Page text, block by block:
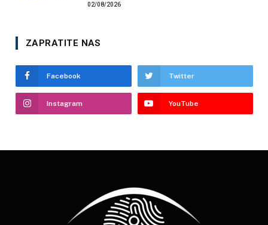
02/08/2026
ZAPRATITE NAS
Facebook Twitter
Instagram YouTube